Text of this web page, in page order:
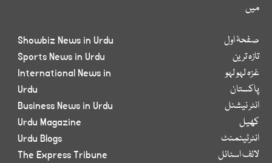
میں
صفحۂ اول
تازہ ترین
غزہ لہو لہو
پاکستان
انٹر نیشنل
کھیل
انٹرٹینمنٹ
لائف اسٹائل
Showbiz News in Urdu
Sports News in Urdu
International News in
Urdu
Business News in Urdu
Urdu Magazine
Urdu Blogs
The Express Tribune